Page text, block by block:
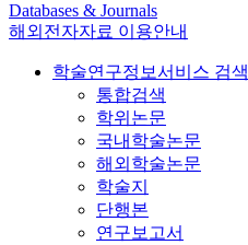
Databases & Journals
해외전자자료 이용안내
학술연구정보서비스 검색
통합검색
학위논문
국내학술논문
해외학술논문
학술지
단행본
연구보고서